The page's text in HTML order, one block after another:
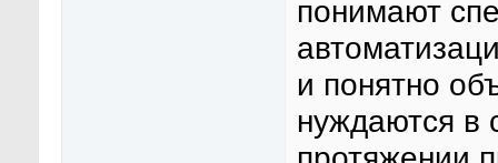
понимают
и понятно
нуждаются в